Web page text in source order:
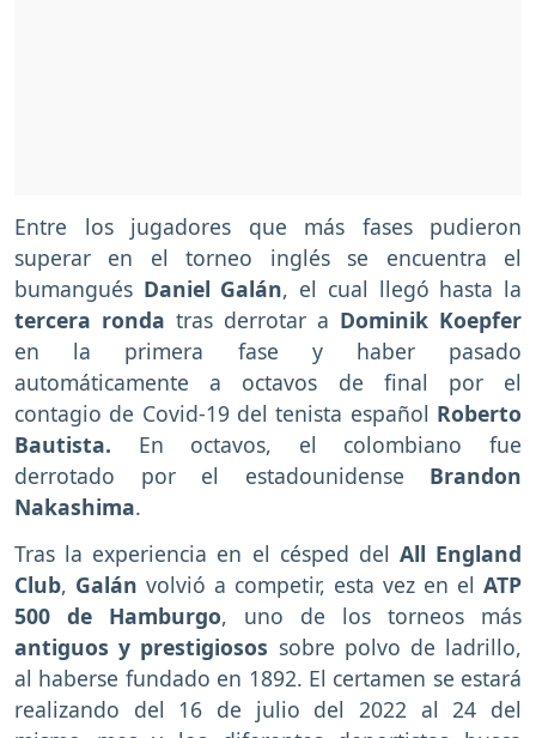
Entre los jugadores que más fases pudieron
superar en el torneo inglés se encuentra el
bumangués Daniel Galán, el cual llegó hasta la
tercera ronda tras derrotar a Dominik Koepfer
en la primera fase y haber pasado
automáticamente a octavos de final por el
contagio de Covid-19 del tenista español Roberto
Bautista. En octavos, el colombiano fue
derrotado por el estadounidense Brandon
Nakashima.
Tras la experiencia en el césped del All England
Club, Galán volvió a competir, esta vez en el ATP
500 de Hamburgo, uno de los torneos más
antiguos y prestigiosos sobre polvo de ladrillo,
al haberse fundado en 1892. El certamen se estará
realizando del 16 de julio del 2022 al 24 del